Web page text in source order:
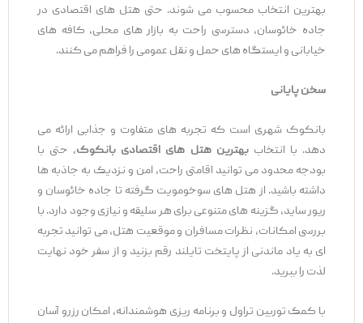
بهترین انتخاب محسوب می ‌شوند. حتی هتل‌ های اقتصادی در
جاده خائوسان، دسترسی راحت به بازار های محلی، کافه‌ های
خیابانی و ایستگاه‌ های حمل ‌و نقل عمومی را فراهم می‌ کنند.
سخن پایانی
بانکوک شهری است که تجربه ‌های متفاوت و جذابی ارائه می‌
دهد. با انتخاببهترین هتل‌ های اقتصادی بانکوک، حتی با
بودجه محدود می ‌توانید اقامتی راحت، امن و نزدیک به جاذبه ‌ها
داشته باشید. از هتل ‌های سوخومویت گرفته تا جاده خائوسان و
ریور ساید، گزینه‌ های متنوعی برای هر سلیقه و نیازی وجود دارد. با
بررسی امکانات، نظرات مسافران و موقعیت هتل، می ‌توانید تجربه
‌ای به‌ یاد ماندنی از پایتخت تایلند رقم بزنید و از سفر خود نهایت
لذت را ببرید.
با کمک توربین تراول و برنامه‌ ریزی هوشمندانه، امکان رزرو آسان